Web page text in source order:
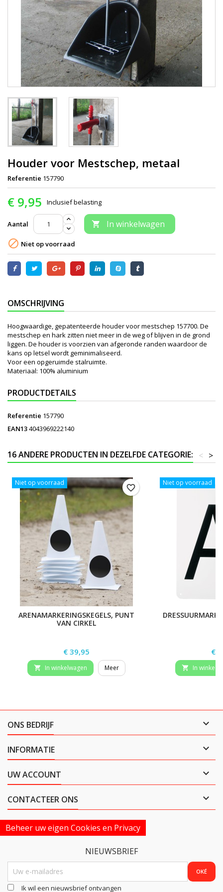
Houder voor Mestschep, metaal
Referentie 157790
€ 9,95 Inclusief belasting
Aantal  In winkelwagen
 Niet op voorraad
OMSCHRIJVING
Hoogwaardige, gepatenteerde houder voor mestschep 157700. De
mestschep en hark zitten niet meer in de weg of blijven in de grond
liggen. De houder is voorzien van afgeronde randen waardoor de
kans op letsel wordt geminimaliseerd.
Voor een opgeruimde stalruimte.
Materiaal: 100% aluminium
PRODUCTDETAILS
Referentie 157790
EAN134043969222140
16 ANDERE PRODUCTEN IN DEZELFDE CATEGORIE: >
<
Niet op voorraad
ARENAMARKERINGSKEGELS, PUNT
VAN CIRKEL
Prijs
€ 39,95
 In winkelwagen Meer
favorite_border
Niet op voorraad
€
 In
ONS BEDRIJF 
INFORMATIE 
UW ACCOUNT 
CONTACTEER ONS 
Beheer uw eigen Cookies en Privacy
NIEUWSBRIEF
Ik wil een nieuwsbrief ontvangen